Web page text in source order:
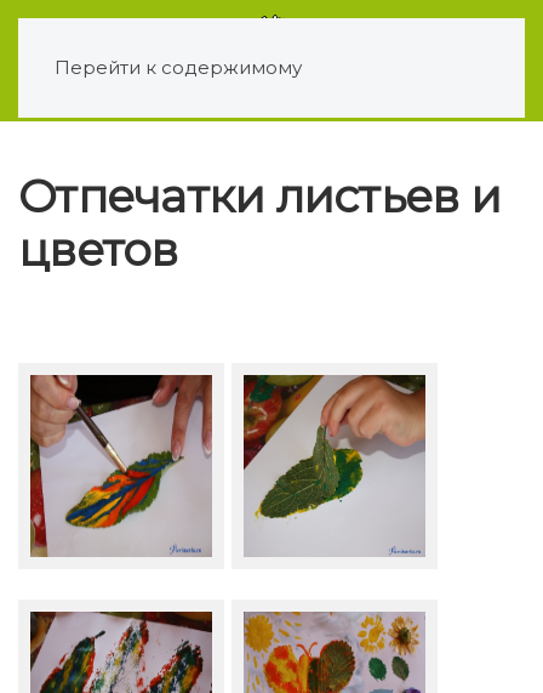
Перейти к содержимому
Отпечатки листьев и
цветов